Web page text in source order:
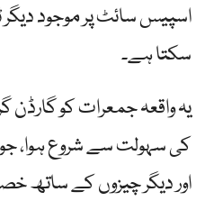
اسپیس سائٹ پر موجود
سکتا ہے۔
یہ واقعہ جمعرات کو گارڈن
کی سہولت سے شروع ہوا، جو
اور دیگر چیزوں کے ساتھ